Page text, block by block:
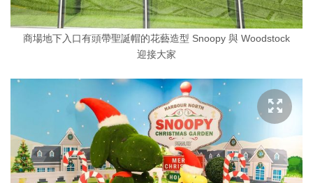
商場地下入口有頭帶聖誕帽的花藝造型 Snoopy 與 Woodstock
迎接大家